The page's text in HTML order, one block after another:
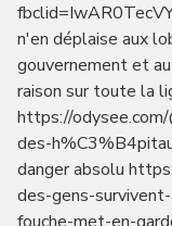
n'en déplaise aux
gouvernement et
raison sur toute la
https://
des-
danger absolu
des-gens-